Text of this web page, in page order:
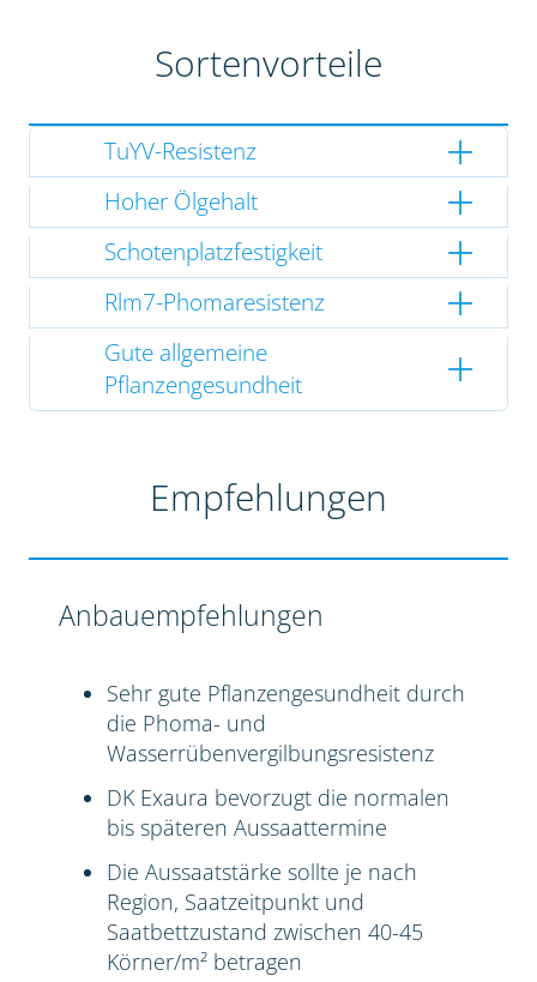
Sortenvorteile
TuYV-Resistenz
Hoher Ölgehalt
Schotenplatzfestigkeit
Rlm7-Phomaresistenz
Gute allgemeine
Pflanzengesundheit
Empfehlungen
Anbauempfehlungen
Sehr gute Pflanzengesundheit durch
die Phoma- und
Wasserrübenvergilbungsresistenz
DK Exaura bevorzugt die normalen
bis späteren Aussaattermine
Die Aussaatstärke sollte je nach
Region, Saatzeitpunkt und
Saatbettzustand zwischen 40-45
Körner/m² betragen